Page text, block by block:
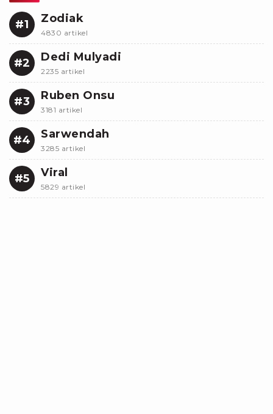
#1 Zodiak
4830 artikel
#2 Dedi Mulyadi
2235 artikel
#3 Ruben Onsu
3181 artikel
#4 Sarwendah
3285 artikel
#5 Viral
5829 artikel